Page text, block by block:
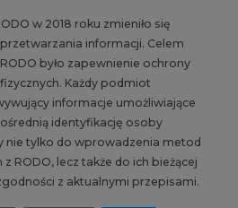
w 2018 roku zmieniło się
informacji. Celem
było zapewnienie ochrony
Każdy podmiot
informacje umożliwiające
identyfikację osoby
nie tylko do wprowadzenia metod
RODO, lecz także do ich bieżącej
z aktualnymi przepisami.